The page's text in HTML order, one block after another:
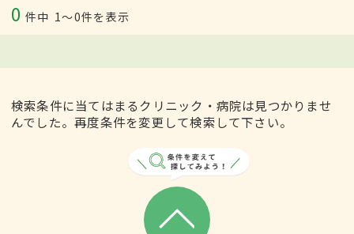
0 件中 1〜0件を表示
検索条件に当てはまるクリニック・病院は見つかりませ
んでした。再度条件を変更して検索して下さい。